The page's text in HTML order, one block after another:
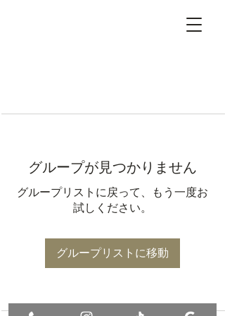
グループが見つかりません
グループリストに戻って、もう一度お
試しください。
グループリストに移動